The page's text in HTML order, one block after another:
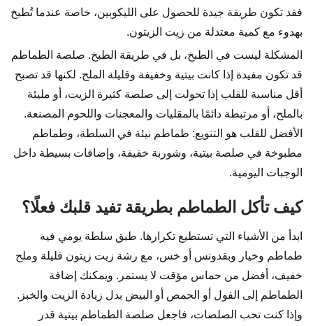
فقد تكون طريقة جيدة للحصول على الليكوبين، خاصة عندما تُطبخ
بهدوء مع كمية معتدلة من زيت الزيتون.
المشكلة ليست في الطبخ، بل في طريقة الطبخ. صلصة الطماطم
قد تكون مفيدة إذا كانت بيتية وخفيفة وقليلة الملح. لكنها قد تصبح
أقل مناسبة للقلب إذا تحولت إلى صلصة كثيرة الزيت، أو مليئة
بالملح، أو مرتبطة دائمًا بالمقليات والمعجنات واللحوم المصنعة.
الأفضل للقلب هو التنويع: طماطم نيئة في السلطة، وطماطم
مطبوخة في صلصة بيتية، وشوربة خفيفة، وإضافات بسيطة داخل
الوجبات اليومية.
كيف تأكل الطماطم بطريقة تفيد قلبك فعلًا؟
ابدأ من الأشياء التي تستطيع تكرارها. طبق سلطة يومي فيه
طماطم وخيار وبقدونس أو خس، مع رشة زيت زيتون قليلة وملح
خفيف، أفضل من حماس مؤقت لا يستمر. ويمكنك إضافة
الطماطم إلى الفول أو الحمص أو البيض بدل زيادة الزيت والخبز.
وإذا كنت تحب الصلصات، فاجعل صلصة الطماطم بيتية قدر